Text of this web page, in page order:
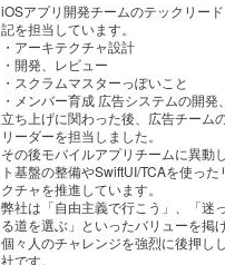
iOSアプリ開発チームのテックリー
記を担当しています。
・アーキテクチャ設計
・開発、レビュー
・スクラムマスターっぽいこと
・メンバー育成 広告システムの開発
立ち上げに関わった後、広告チーム
リーダーを担当しました。
その後モバイルアプリチームに異動
ト基盤の整備やSwiftUI/TCAを使った
クチャを推進しています。
弊社は「自由主義で行こう」、「迷
る道を選ぶ」といったバリューを掲げ
個々人のチャレンジを強烈に後押し
社です。